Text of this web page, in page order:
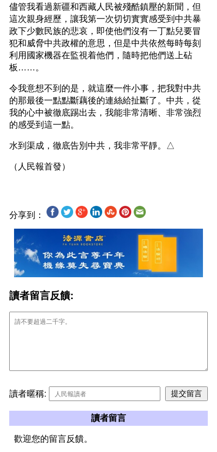
儘管我看過新疆和西藏人民被殘酷鎮壓的新聞，但
這次親身經歷，讓我第一次切切實實感受到中共暴
政下少數民族的悲哀，即使他們沒有一丁點兒要冒
犯和威脅中共政權的意思，但是中共依然每時每刻
利用國家機器在監視着他們，隨時把他們送上砧
板……。
令我意想不到的是，就這麼一件小事，把我對中共
的那最後一點點斷藕後的連絲給扯斷了。中共，從
我的心中被徹底踢出去，我能非常清晰、非常強烈
的感受到這一點。
水到渠成，徹底告別中共，我非常平靜。△
分享到：
讀者留言反饋:
讀者暱稱:
讀者留言
歡迎您的留言反饋。